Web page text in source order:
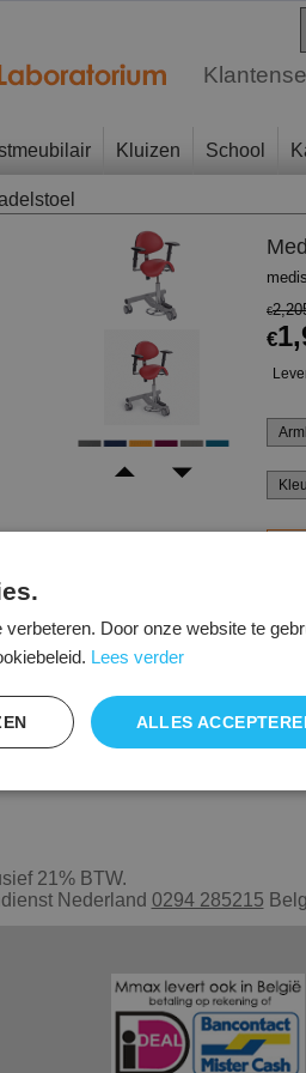
Kluizen School
€
€
optimale bewegingsruimte voor
SurgiMove extreem wendbaar en
kan uitgerust worden met
21% BTW.
Nederland 0294 285215
Door onze website te
Lees verder
ALLES